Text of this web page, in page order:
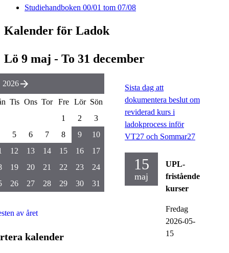
Studiehandboken 00/01 tom 07/08
Kalender för Ladok
Lö 9 maj - To 31 december
Sista dag att
dokumentera beslut om
reviderad kurs i
ladokprocess inför
VT27 och Sommar27
15
maj
UPL-
fristående
kurser
Fredag
2026-05-
15
2026
Tis Ons Tor Fre Lör Sön
1
2
3
5
6 7 8 9
10
12 13 14 15 16
17
19 20 21 22 23
24
26 27 28 29 30 31
av året
kalender